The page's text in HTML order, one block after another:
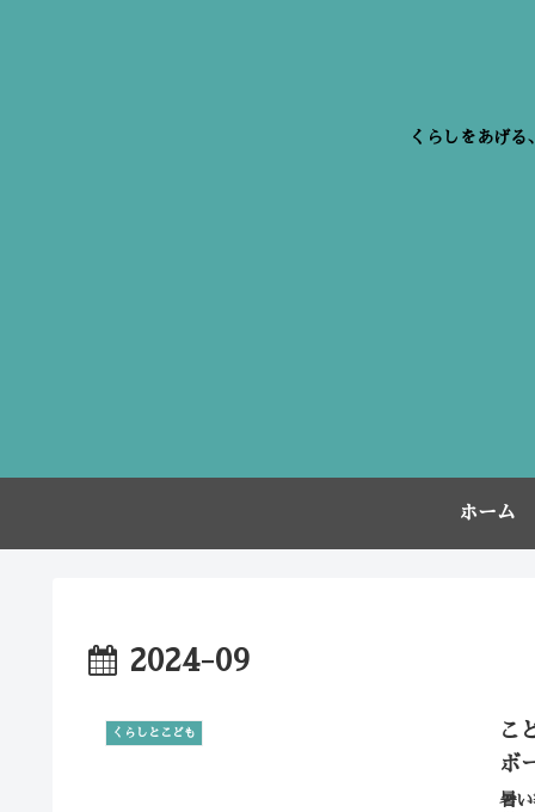
くらしをあげる
ホーム
2024-09
くらしとこども
こ
ボ
暑